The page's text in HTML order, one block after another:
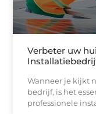
Verbeter uw
Wanneer je kijkt
bedrijf, is het
professionele